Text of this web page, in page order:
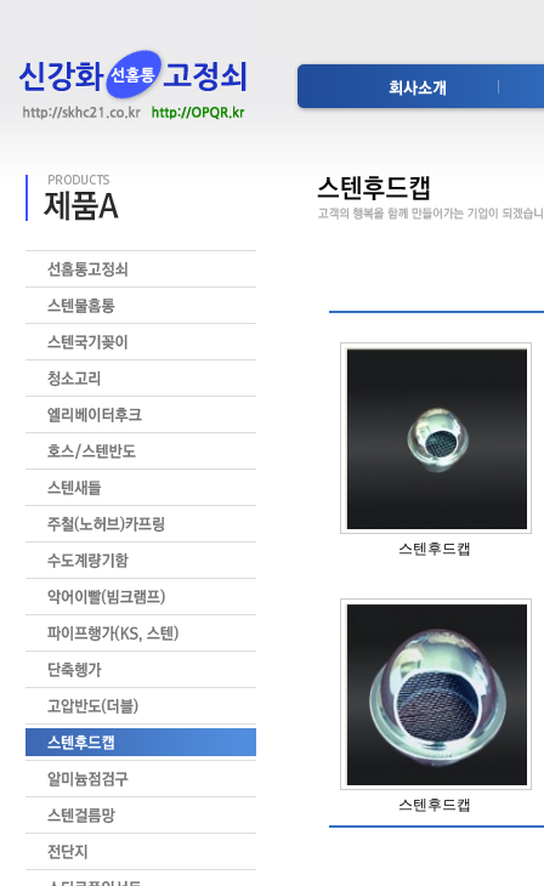
스텐후드캡
스텐후드캡